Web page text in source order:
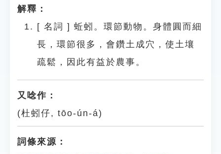
貓頭鷹博士
解釋：
[ 名詞 ] 蚯蚓。環節動物。身體圓而細
長，環節很多，會鑽土成穴，使土壤
疏鬆，因此有益於農事。
又唸作：
(杜蚓仔, tōo-ún-á)
詞條來源：